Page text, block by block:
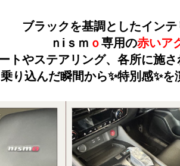
ブラックを基調としたイン
ｎiｓｍ ｏ専用の赤いア
トやステアリング、各所に施さ
乗り込んだ瞬間から✨特別感✨